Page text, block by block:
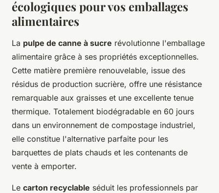
écologiques pour vos emballages
alimentaires
La pulpe de canne à sucre révolutionne l'emballage
alimentaire grâce à ses propriétés exceptionnelles.
Cette matière première renouvelable, issue des
résidus de production sucrière, offre une résistance
remarquable aux graisses et une excellente tenue
thermique. Totalement biodégradable en 60 jours
dans un environnement de compostage industriel,
elle constitue l'alternative parfaite pour les
barquettes de plats chauds et les contenants de
vente à emporter.
Le carton recyclable séduit les professionnels par